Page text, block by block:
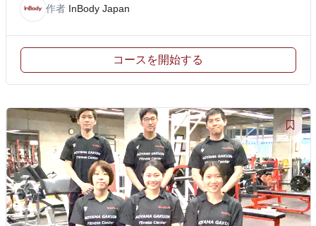
作者 InBody Japan
コースを開始する